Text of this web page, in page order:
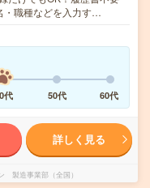
職種などを入力す…
代 50代 60代
詳しく見る
製造事業部（全国）